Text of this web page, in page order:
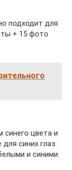
подходит для
+ 15 фото
синего цвета и
синих глаз.
и синими